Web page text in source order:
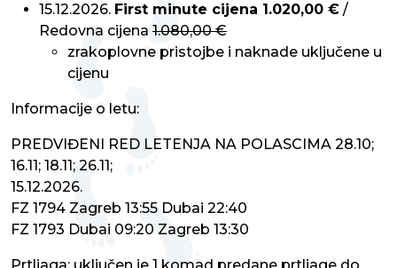
15.12.2026. First minute cijena 1.020,00 € /
Redovna cijena 1.080,00 €
zrakoplovne pristojbe i naknade uključene u
cijenu
Informacije o letu:
PREDVIĐENI RED LETENJA NA POLASCIMA 28.10;
16.11; 18.11; 26.11;
15.12.2026.
FZ 1794 Zagreb 13:55 Dubai 22:40
FZ 1793 Dubai 09:20 Zagreb 13:30